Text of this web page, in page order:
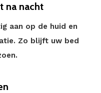
na nacht
aan op de huid en
Zo blijft uw bed